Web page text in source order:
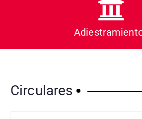
Circulares